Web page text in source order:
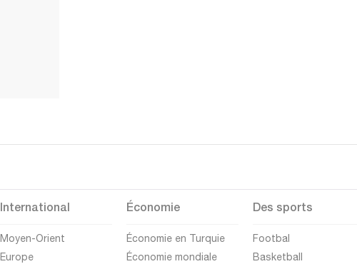
International
Moyen-Orient
Europe
Économie
Économie en Turquie
Économie mondiale
Des sports
Footbal
Basketball